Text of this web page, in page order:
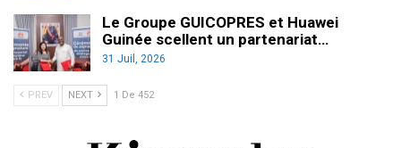
Le Groupe GUICOPRES et Huawei
Guinée scellent un partenariat…
31 Juil, 2026
PREV NEXT 1 De 452